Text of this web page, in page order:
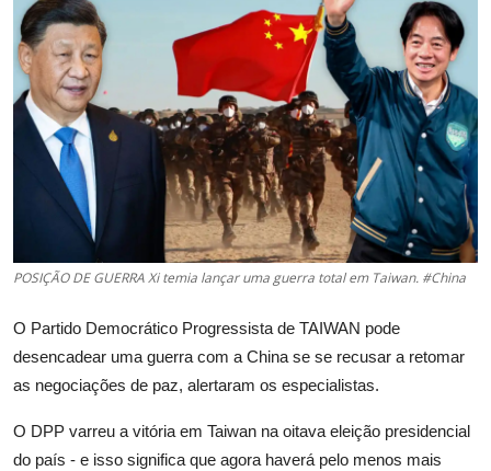
POSIÇÃO DE GUERRA Xi temia lançar uma guerra total em Taiwan. #China
O Partido Democrático Progressista de TAIWAN pode
desencadear uma guerra com a China se se recusar a retomar
as negociações de paz, alertaram os especialistas.
O DPP varreu a vitória em Taiwan na oitava eleição presidencial
do país - e isso significa que agora haverá pelo menos mais